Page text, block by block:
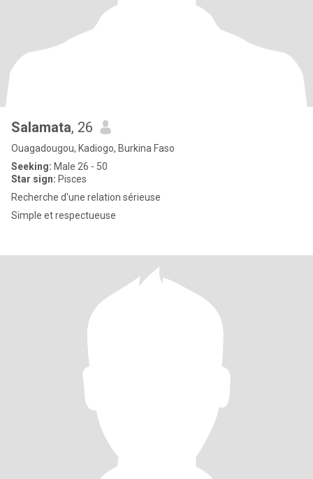
Salamata, 26
Ouagadougou, Kadiogo, Burkina Faso
Seeking: Male 26 - 50
Star sign: Pisces
Recherche d'une relation sérieuse
Simple et respectueuse